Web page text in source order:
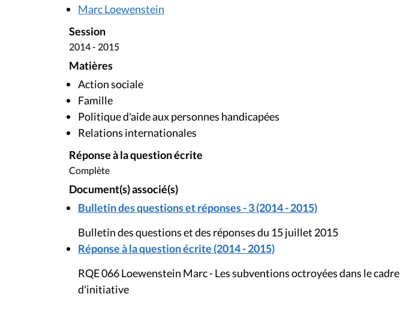
Marc Loewenstein
Session
2014 - 2015
Matières
Action sociale
Famille
Politique d'aide aux personnes handicapées
Relations internationales
Réponse à la question écrite
Complète
Document(s) associé(s)
Bulletin des questions et réponses - 3 (2014 - 2015)
Bulletin des questions et des réponses du 15 juillet 2015
Réponse à la question écrite (2014 - 2015)
RQE 066 Loewenstein Marc - Les subventions octroyées dans le
d'initiative